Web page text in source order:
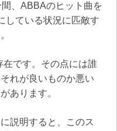
、ABBAのヒット曲を
している状況に匹敵す
です。その点には誰
れが良いものか悪い
あります。
説明すると、このス